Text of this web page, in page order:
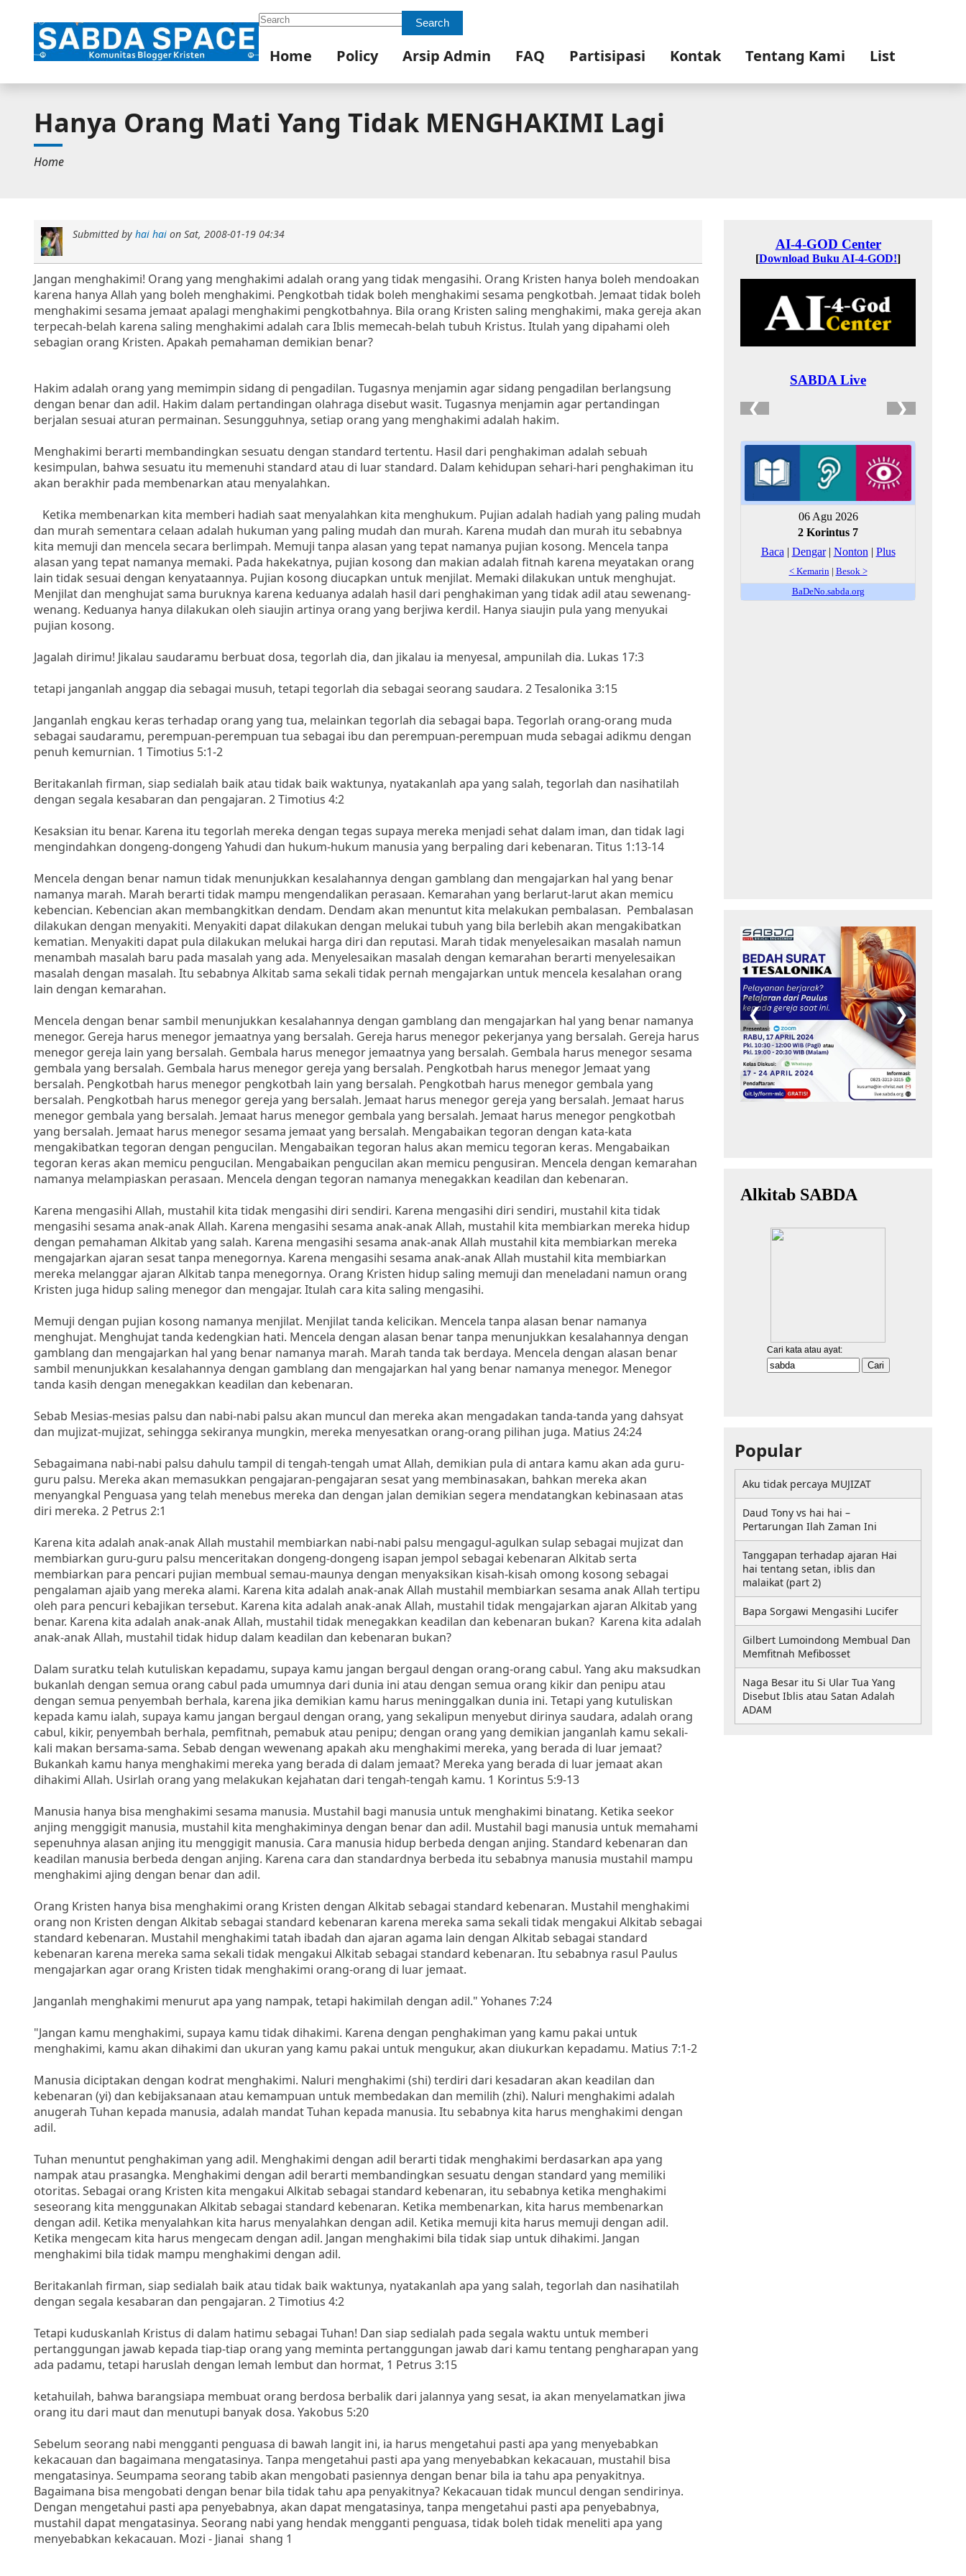
Search Search
Home Policy Arsip Admin FAQ Partisipasi Kontak Tentang Kami List
Hanya Orang Mati Yang Tidak MENGHAKIMI Lagi
Home
Submitted by hai hai on Sat, 2008-01-19 04:34
Jangan menghakimi! Orang yang menghakimi adalah orang yang tidak mengasihi. Orang Kristen hanya boleh mendoakan
karena hanya Allah yang boleh menghakimi. Pengkotbah tidak boleh menghakimi sesama pengkotbah. Jemaat tidak boleh
menghakimi sesama jemaat apalagi menghakimi pengkotbahnya. Bila orang Kristen saling menghakimi, maka gereja akan
terpecah-belah karena saling menghakimi adalah cara Iblis memecah-belah tubuh Kristus. Itulah yang dipahami oleh
sebagian orang Kristen. Apakah pemahaman demikian benar?
Hakim adalah orang yang memimpin sidang di pengadilan. Tugasnya menjamin agar sidang pengadilan berlangsung
dengan benar dan adil. Hakim dalam pertandingan olahraga disebut wasit. Tugasnya menjamin agar pertandingan
berjalan sesuai aturan permainan. Sesungguhnya, setiap orang yang menghakimi adalah hakim.
Menghakimi berarti membandingkan sesuatu dengan standard tertentu. Hasil dari penghakiman adalah sebuah
kesimpulan, bahwa sesuatu itu memenuhi standard atau di luar standard. Dalam kehidupan sehari-hari penghakiman itu
akan berakhir pada membenarkan atau menyalahkan.
Ketika membenarkan kita memberi hadiah saat menyalahkan kita menghukum. Pujian adalah hadiah yang paling mudah
dan murah sementara celaan adalah hukuman yang paling mudah dan murah. Karena mudah dan murah itu sebabnya
kita memuji dan mencela secara berlimpah. Memuji tanpa alasan yang tepat namanya pujian kosong. Mencela tanpa
alasan yang tepat namanya memaki. Pada hakekatnya, pujian kosong dan makian adalah fitnah karena meyatakan orang
lain tidak sesuai dengan kenyataannya. Pujian kosong diucapkan untuk menjilat. Memaki dilakukan untuk menghujat.
Menjilat dan menghujat sama buruknya karena keduanya adalah hasil dari penghakiman yang tidak adil atau sewenang-
wenang. Keduanya hanya dilakukan oleh siaujin artinya orang yang berjiwa kerdil. Hanya siaujin pula yang menyukai
pujian kosong.
Jagalah dirimu! Jikalau saudaramu berbuat dosa, tegorlah dia, dan jikalau ia menyesal, ampunilah dia. Lukas 17:3
tetapi janganlah anggap dia sebagai musuh, tetapi tegorlah dia sebagai seorang saudara. 2 Tesalonika 3:15
Janganlah engkau keras terhadap orang yang tua, melainkan tegorlah dia sebagai bapa. Tegorlah orang-orang muda
sebagai saudaramu, perempuan-perempuan tua sebagai ibu dan perempuan-perempuan muda sebagai adikmu dengan
penuh kemurnian. 1 Timotius 5:1-2
Beritakanlah firman, siap sedialah baik atau tidak baik waktunya, nyatakanlah apa yang salah, tegorlah dan nasihatilah
dengan segala kesabaran dan pengajaran. 2 Timotius 4:2
Kesaksian itu benar. Karena itu tegorlah mereka dengan tegas supaya mereka menjadi sehat dalam iman, dan tidak lagi
mengindahkan dongeng-dongeng Yahudi dan hukum-hukum manusia yang berpaling dari kebenaran. Titus 1:13-14
Mencela dengan benar namun tidak menunjukkan kesalahannya dengan gamblang dan mengajarkan hal yang benar
namanya marah. Marah berarti tidak mampu mengendalikan perasaan. Kemarahan yang berlarut-larut akan memicu
kebencian. Kebencian akan membangkitkan dendam. Dendam akan menuntut kita melakukan pembalasan. Pembalasan
dilakukan dengan menyakiti. Menyakiti dapat dilakukan dengan melukai tubuh yang bila berlebih akan mengakibatkan
kematian. Menyakiti dapat pula dilakukan melukai harga diri dan reputasi. Marah tidak menyelesaikan masalah namun
menambah masalah baru pada masalah yang ada. Menyelesaikan masalah dengan kemarahan berarti menyelesaikan
masalah dengan masalah. Itu sebabnya Alkitab sama sekali tidak pernah mengajarkan untuk mencela kesalahan orang
lain dengan kemarahan.
Mencela dengan benar sambil menunjukkan kesalahannya dengan gamblang dan mengajarkan hal yang benar namanya
menegor. Gereja harus menegor jemaatnya yang bersalah. Gereja harus menegor pekerjanya yang bersalah. Gereja harus
menegor gereja lain yang bersalah. Gembala harus menegor jemaatnya yang bersalah. Gembala harus menegor sesama
gembala yang bersalah. Gembala harus menegor gereja yang bersalah. Pengkotbah harus menegor Jemaat yang
bersalah. Pengkotbah harus menegor pengkotbah lain yang bersalah. Pengkotbah harus menegor gembala yang
bersalah. Pengkotbah harus menegor gereja yang bersalah. Jemaat harus menegor gereja yang bersalah. Jemaat harus
menegor gembala yang bersalah. Jemaat harus menegor gembala yang bersalah. Jemaat harus menegor pengkotbah
yang bersalah. Jemaat harus menegor sesama jemaat yang bersalah. Mengabaikan tegoran dengan kata-kata
mengakibatkan tegoran dengan pengucilan. Mengabaikan tegoran halus akan memicu tegoran keras. Mengabaikan
tegoran keras akan memicu pengucilan. Mengabaikan pengucilan akan memicu pengusiran. Mencela dengan kemarahan
namanya melampiaskan perasaan. Mencela dengan tegoran namanya menegakkan keadilan dan kebenaran.
Karena mengasihi Allah, mustahil kita tidak mengasihi diri sendiri. Karena mengasihi diri sendiri, mustahil kita tidak
mengasihi sesama anak-anak Allah. Karena mengasihi sesama anak-anak Allah, mustahil kita membiarkan mereka hidup
dengan pemahaman Alkitab yang salah. Karena mengasihi sesama anak-anak Allah mustahil kita membiarkan mereka
mengajarkan ajaran sesat tanpa menegornya. Karena mengasihi sesama anak-anak Allah mustahil kita membiarkan
mereka melanggar ajaran Alkitab tanpa menegornya. Orang Kristen hidup saling memuji dan meneladani namun orang
Kristen juga hidup saling menegor dan mengajar. Itulah cara kita saling mengasihi.
Memuji dengan pujian kosong namanya menjilat. Menjilat tanda kelicikan. Mencela tanpa alasan benar namanya
menghujat. Menghujat tanda kedengkian hati. Mencela dengan alasan benar tanpa menunjukkan kesalahannya dengan
gamblang dan mengajarkan hal yang benar namanya marah. Marah tanda tak berdaya. Mencela dengan alasan benar
sambil menunjukkan kesalahannya dengan gamblang dan mengajarkan hal yang benar namanya menegor. Menegor
tanda kasih dengan menegakkan keadilan dan kebenaran.
Sebab Mesias-mesias palsu dan nabi-nabi palsu akan muncul dan mereka akan mengadakan tanda-tanda yang dahsyat
dan mujizat-mujizat, sehingga sekiranya mungkin, mereka menyesatkan orang-orang pilihan juga. Matius 24:24
Sebagaimana nabi-nabi palsu dahulu tampil di tengah-tengah umat Allah, demikian pula di antara kamu akan ada guru-
guru palsu. Mereka akan memasukkan pengajaran-pengajaran sesat yang membinasakan, bahkan mereka akan
menyangkal Penguasa yang telah menebus mereka dan dengan jalan demikian segera mendatangkan kebinasaan atas
diri mereka. 2 Petrus 2:1
Karena kita adalah anak-anak Allah mustahil membiarkan nabi-nabi palsu mengagul-agulkan sulap sebagai mujizat dan
membiarkan guru-guru palsu menceritakan dongeng-dongeng isapan jempol sebagai kebenaran Alkitab serta
membiarkan para pencari pujian membual semau-maunya dengan menyaksikan kisah-kisah omong kosong sebagai
pengalaman ajaib yang mereka alami. Karena kita adalah anak-anak Allah mustahil membiarkan sesama anak Allah tertipu
oleh para pencuri kebajikan tersebut. Karena kita adalah anak-anak Allah, mustahil tidak mengajarkan ajaran Alkitab yang
benar. Karena kita adalah anak-anak Allah, mustahil tidak menegakkan keadilan dan kebenaran bukan? Karena kita adalah
anak-anak Allah, mustahil tidak hidup dalam keadilan dan kebenaran bukan?
Dalam suratku telah kutuliskan kepadamu, supaya kamu jangan bergaul dengan orang-orang cabul. Yang aku maksudkan
bukanlah dengan semua orang cabul pada umumnya dari dunia ini atau dengan semua orang kikir dan penipu atau
dengan semua penyembah berhala, karena jika demikian kamu harus meninggalkan dunia ini. Tetapi yang kutuliskan
kepada kamu ialah, supaya kamu jangan bergaul dengan orang, yang sekalipun menyebut dirinya saudara, adalah orang
cabul, kikir, penyembah berhala, pemfitnah, pemabuk atau penipu; dengan orang yang demikian janganlah kamu sekali-
kali makan bersama-sama. Sebab dengan wewenang apakah aku menghakimi mereka, yang berada di luar jemaat?
Bukankah kamu hanya menghakimi mereka yang berada di dalam jemaat? Mereka yang berada di luar jemaat akan
dihakimi Allah. Usirlah orang yang melakukan kejahatan dari tengah-tengah kamu. 1 Korintus 5:9-13
Manusia hanya bisa menghakimi sesama manusia. Mustahil bagi manusia untuk menghakimi binatang. Ketika seekor
anjing menggigit manusia, mustahil kita menghakiminya dengan benar dan adil. Mustahil bagi manusia untuk memahami
sepenuhnya alasan anjing itu menggigit manusia. Cara manusia hidup berbeda dengan anjing. Standard kebenaran dan
keadilan manusia berbeda dengan anjing. Karena cara dan standardnya berbeda itu sebabnya manusia mustahil mampu
menghakimi ajing dengan benar dan adil.
Orang Kristen hanya bisa menghakimi orang Kristen dengan Alkitab sebagai standard kebenaran. Mustahil menghakimi
orang non Kristen dengan Alkitab sebagai standard kebenaran karena mereka sama sekali tidak mengakui Alkitab sebagai
standard kebenaran. Mustahil menghakimi tatah ibadah dan ajaran agama lain dengan Alkitab sebagai standard
kebenaran karena mereka sama sekali tidak mengakui Alkitab sebagai standard kebenaran. Itu sebabnya rasul Paulus
mengajarkan agar orang Kristen tidak menghakimi orang-orang di luar jemaat.
Janganlah menghakimi menurut apa yang nampak, tetapi hakimilah dengan adil." Yohanes 7:24
"Jangan kamu menghakimi, supaya kamu tidak dihakimi. Karena dengan penghakiman yang kamu pakai untuk
menghakimi, kamu akan dihakimi dan ukuran yang kamu pakai untuk mengukur, akan diukurkan kepadamu. Matius 7:1-2
Manusia diciptakan dengan kodrat menghakimi. Naluri menghakimi (shi) terdiri dari kesadaran akan keadilan dan
kebenaran (yi) dan kebijaksanaan atau kemampuan untuk membedakan dan memilih (zhi). Naluri menghakimi adalah
anugerah Tuhan kepada manusia, adalah mandat Tuhan kepada manusia. Itu sebabnya kita harus menghakimi dengan
adil.
Tuhan menuntut penghakiman yang adil. Menghakimi dengan adil berarti tidak menghakimi berdasarkan apa yang
nampak atau prasangka. Menghakimi dengan adil berarti membandingkan sesuatu dengan standard yang memiliki
otoritas. Sebagai orang Kristen kita mengakui Alkitab sebagai standard kebenaran, itu sebabnya ketika menghakimi
seseorang kita menggunakan Alkitab sebagai standard kebenaran. Ketika membenarkan, kita harus membenarkan
dengan adil. Ketika menyalahkan kita harus menyalahkan dengan adil. Ketika memuji kita harus memuji dengan adil.
Ketika mengecam kita harus mengecam dengan adil. Jangan menghakimi bila tidak siap untuk dihakimi. Jangan
menghakimi bila tidak mampu menghakimi dengan adil.
Beritakanlah firman, siap sedialah baik atau tidak baik waktunya, nyatakanlah apa yang salah, tegorlah dan nasihatilah
dengan segala kesabaran dan pengajaran. 2 Timotius 4:2
Tetapi kuduskanlah Kristus di dalam hatimu sebagai Tuhan! Dan siap sedialah pada segala waktu untuk memberi
pertanggungan jawab kepada tiap-tiap orang yang meminta pertanggungan jawab dari kamu tentang pengharapan yang
ada padamu, tetapi haruslah dengan lemah lembut dan hormat, 1 Petrus 3:15
ketahuilah, bahwa barangsiapa membuat orang berdosa berbalik dari jalannya yang sesat, ia akan menyelamatkan jiwa
orang itu dari maut dan menutupi banyak dosa. Yakobus 5:20
Sebelum seorang nabi mengganti penguasa di bawah langit ini, ia harus mengetahui pasti apa yang menyebabkan
kekacauan dan bagaimana mengatasinya. Tanpa mengetahui pasti apa yang menyebabkan kekacauan, mustahil bisa
mengatasinya. Seumpama seorang tabib akan mengobati pasiennya dengan benar bila ia tahu apa penyakitnya.
Bagaimana bisa mengobati dengan benar bila tidak tahu apa penyakitnya? Kekacauan tidak muncul dengan sendirinya.
Dengan mengetahui pasti apa penyebabnya, akan dapat mengatasinya, tanpa mengetahui pasti apa penyebabnya,
mustahil dapat mengatasinya. Seorang nabi yang hendak mengganti penguasa, tidak boleh tidak meneliti apa yang
menyebabkan kekacauan. Mozi - Jianai shang 1
Popular
Aku tidak percaya MUJIZAT
Daud Tony vs hai hai –
Pertarungan Ilah Zaman Ini
Tanggapan terhadap ajaran Hai
hai tentang setan, iblis dan
malaikat (part 2)
Bapa Sorgawi Mengasihi Lucifer
Gilbert Lumoindong Membual Dan
Memfitnah Mefibosset
Naga Besar itu Si Ular Tua Yang
Disebut Iblis atau Satan Adalah
ADAM